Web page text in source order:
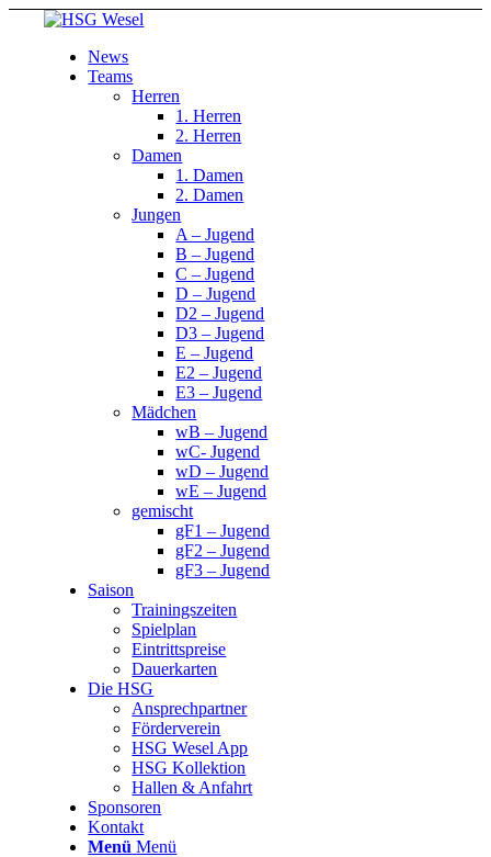
News
Teams
Herren
1. Herren
2. Herren
Damen
1. Damen
2. Damen
Jungen
A – Jugend
B – Jugend
C – Jugend
D – Jugend
D2 – Jugend
D3 – Jugend
E – Jugend
E2 – Jugend
E3 – Jugend
Mädchen
wB – Jugend
wC- Jugend
wD – Jugend
wE – Jugend
gemischt
gF1 – Jugend
gF2 – Jugend
gF3 – Jugend
Saison
Trainingszeiten
Spielplan
Eintrittspreise
Dauerkarten
Die HSG
Ansprechpartner
Förderverein
HSG Wesel App
HSG Kollektion
Hallen & Anfahrt
Sponsoren
Kontakt
Menü Menü